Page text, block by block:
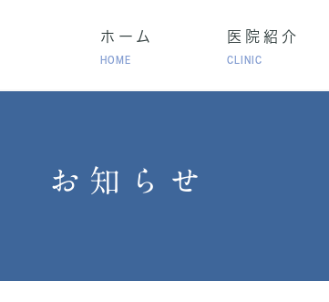
ホーム
HOME
医院紹介
CLINIC
成人の長引く咳
肺疾患（COPD）・在宅酸素療法（HOT）
お知らせ